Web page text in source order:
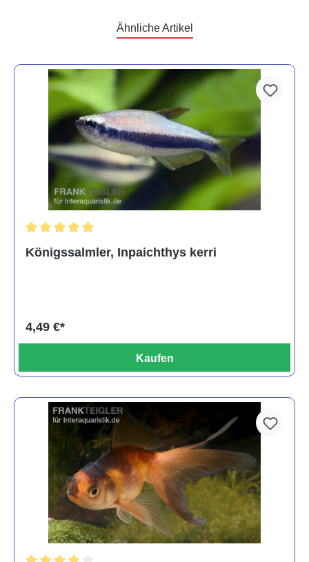
Ähnliche Artikel
Königssalmler, Inpaichthys kerri
4,49 €*
Kaufen